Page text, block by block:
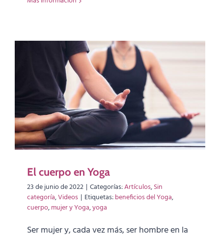
El cuerpo en Yoga
23 de junio de 2022 | Categorías:Artículos,Sin
categoría,Videos | Etiquetas:beneficios del Yoga,
cuerpo,mujer y Yoga,yoga
Ser mujer y, cada vez más, ser hombre en la